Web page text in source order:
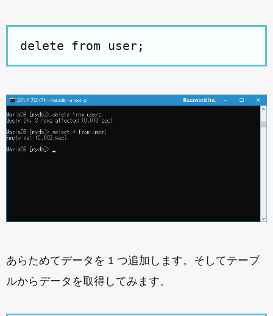
delete from user;
あらためてデータを 1 つ追加します。そしてテーブ
ルからデータを取得してみます。